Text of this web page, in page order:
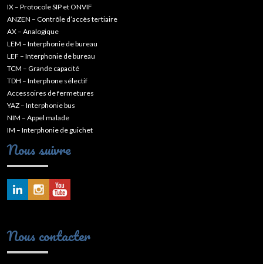
IX – Protocole SIP et ONVIF
ANZEN – Contrôle d’accès tertiaire
AX – Analogique
LEM – Interphonie de bureau
LEF – Interphonie de bureau
TCM – Grande capacité
TDH – Interphone sélectif
Accessoires de fermetures
YAZ – Interphonie bus
NIM – Appel malade
IM – Interphonie de guichet
Nous suivre
Nous contacter